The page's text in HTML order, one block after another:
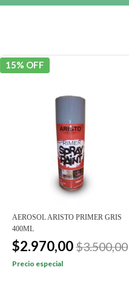
15% OFF
AEROSOL ARISTO PRIMER GRIS
400ML
$2.970,00$3.500,00
Precio especial